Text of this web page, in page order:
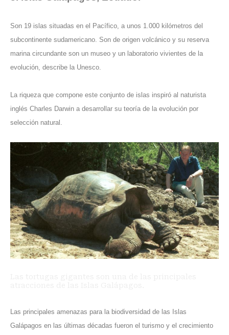
Son 19 islas situadas en el Pacífico, a unos 1.000 kilómetros del
subcontinente sudamericano. Son de origen volcánico y su reserva
marina circundante son un museo y un laboratorio vivientes de la
evolución, describe la Unesco.
La riqueza que compone este conjunto de islas inspiró al naturista
inglés Charles Darwin a desarrollar su teoría de la evolución por
selección natural.
Las principales amenazas para la biodiversidad de las Islas
Galápagos en las últimas décadas fueron el turismo y el crecimiento